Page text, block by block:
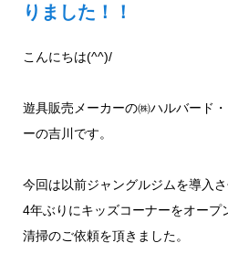
りました！！
こんにちは(^^)/
遊具販売メーカーの㈱ハルバード
ーの吉川です。
今回は以前ジャングルジムを導入さ
4年ぶりにキッズコーナーをオープ
清掃のご依頼を頂きました。